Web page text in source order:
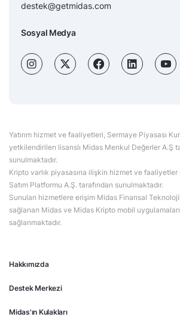
Hakkımızda
Destek Merkezi
Midas'ın Kulakları
destek@getmidas.com
Sosyal Medya
Yatırım hizmet ve faaliyetleri, Sermaye Piyasası
yetkilendirilen lisanslı Midas Menkul Değerler A.Ş
sunulmaktadır.
Kripto varlık piyasasına ilişkin hizmet ve faaliyetler
Satım Platformu A.Ş. tarafından sunulmaktadır.
Sunulan hizmetlere erişim Midas Finansal
sağlanan Midas ve Midas Kripto mobil
sağlanmaktadır.